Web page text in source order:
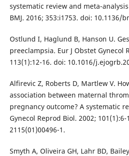
systematic review and meta-
BMJ. 2016; 353:i1753. doi: 10.1136/
Ostlund I, Haglund B, Hanson U.
preeclampsia. Eur J Obstet Gynecol
113(1):12-16. doi: 10.1016/
Alfirevic Z, Roberts D, Martlew V.
association between maternal
pregnancy outcome? A systematic
Gynecol Reprod Biol. 2002;
2115(01)00496-1.
Smyth A, Oliveira GH, Lahr BD,